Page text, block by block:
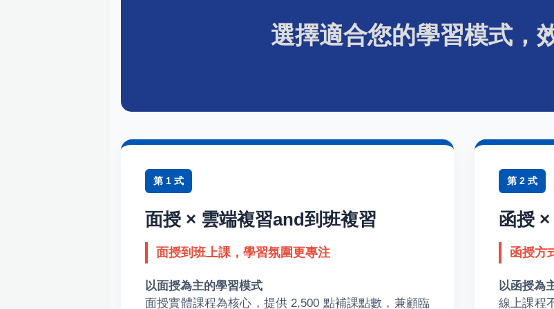
選擇適合您的學習模式，
第 1 式
面授 × 雲端複習and到班複習
面授到班上課，學習氛圍更專注
以面授為主的學習模式
面授實體課程為核心，提供 2,500 點補課點數，兼顧臨
第 2 式
函授
函授方
以函授為
線上課程